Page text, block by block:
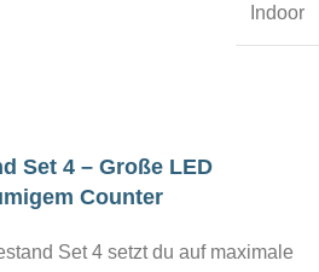
Set 4 – Große LED
Counter
Set 4 setzt du auf maximale
Indoor